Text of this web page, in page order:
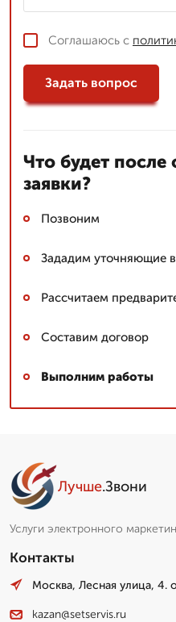
Соглашаюсь с
Задать вопрос
Что будет после
заявки?
Позвоним
Зададим уточняющие
Рассчитаем
Составим договор
Выполним работы
Лучше.Звони
Услуги электронного
Контакты
Москва, Лесная улица, 4.
kazan@setservis.ru